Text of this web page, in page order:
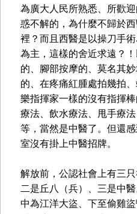
為廣大人民所熟悉、所歡
惑不解的，為什麼不歸於
裡？而且西醫是以操刀手
為主，這樣的舍近求遠？
的、腳部按摩的、莫名其
的、在疼痛紅腫處拍幾拍
樂指揮家一樣的沒有指揮
療法、飲水療法、甩手療
等，當然是中醫了。但還
室沒有掛上中醫招牌。
解放前，公認社會上有三
二是丘八（兵）、三是中
中為江洋大盜、下至偷雞